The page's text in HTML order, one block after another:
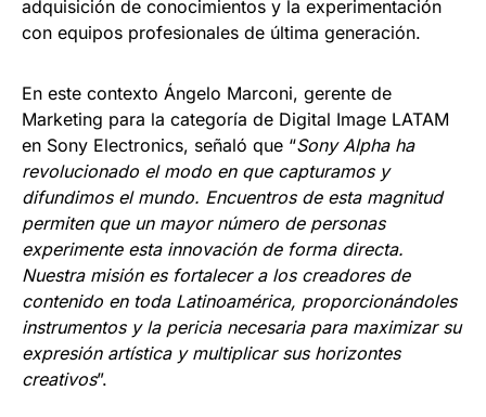
adquisición de conocimientos y la experimentación
con equipos profesionales de última generación.
En este contexto Ángelo Marconi, gerente de
Marketing para la categoría de Digital Image LATAM
en Sony Electronics, señaló que “Sony Alpha ha
revolucionado el modo en que capturamos y
difundimos el mundo. Encuentros de esta magnitud
permiten que un mayor número de personas
experimente esta innovación de forma directa.
Nuestra misión es fortalecer a los creadores de
contenido en toda Latinoamérica, proporcionándoles
instrumentos y la pericia necesaria para maximizar su
expresión artística y multiplicar sus horizontes
creativos”.